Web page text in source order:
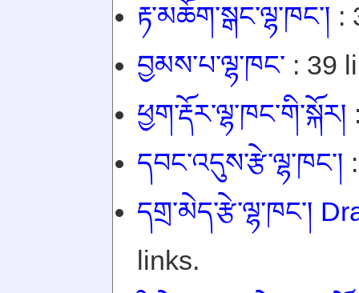
རྟ་མཆོག་སྒང་ལྷ་ཁང་། :
བྱམས་པ་ལྷ་ཁང་ : 39
ཕྱག་རྡོར་ལྷ་ཁང་གི་སྐོར།
དབང་འདུས་རྩེ་ལྷ་ཁང་།
དགྲ་མེད་རྩེ་ལྷ་ཁང་།
links.